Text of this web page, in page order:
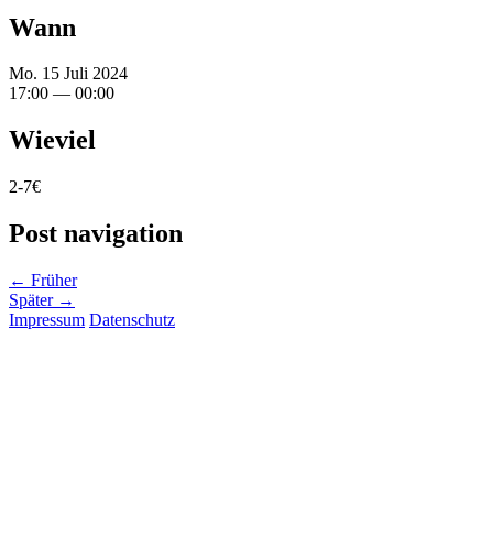
Wann
Mo. 15 Juli 2024
17:00 — 00:00
Wieviel
2-7€
Post navigation
← Früher
Später →
Impressum Datenschutz